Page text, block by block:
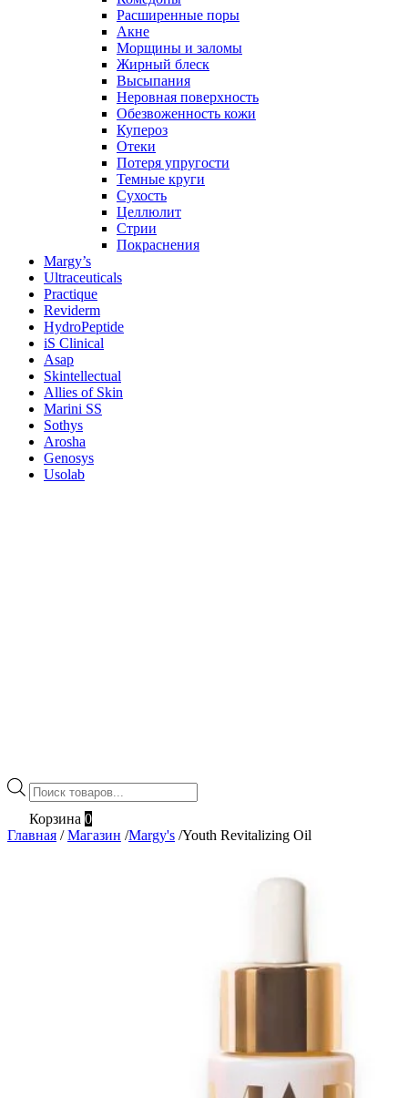
Расширенные поры
Акне
Морщины и заломы
Жирный блеск
Высыпания
Неровная поверхность
Обезвоженность кожи
Купероз
Отеки
Потеря упругости
Темные круги
Сухость
Целлюлит
Стрии
Покраснения
Margy’s
Ultraceuticals
Practique
Reviderm
HydroPeptide
iS Clinical
Asap
Skintellectual
Allies of Skin
Marini SS
Sothys
Arosha
Genosys
Usolab
Поиск
товаров
Корзина 0
Главная / Магазин /Margy's /Youth Revitalizing Oil